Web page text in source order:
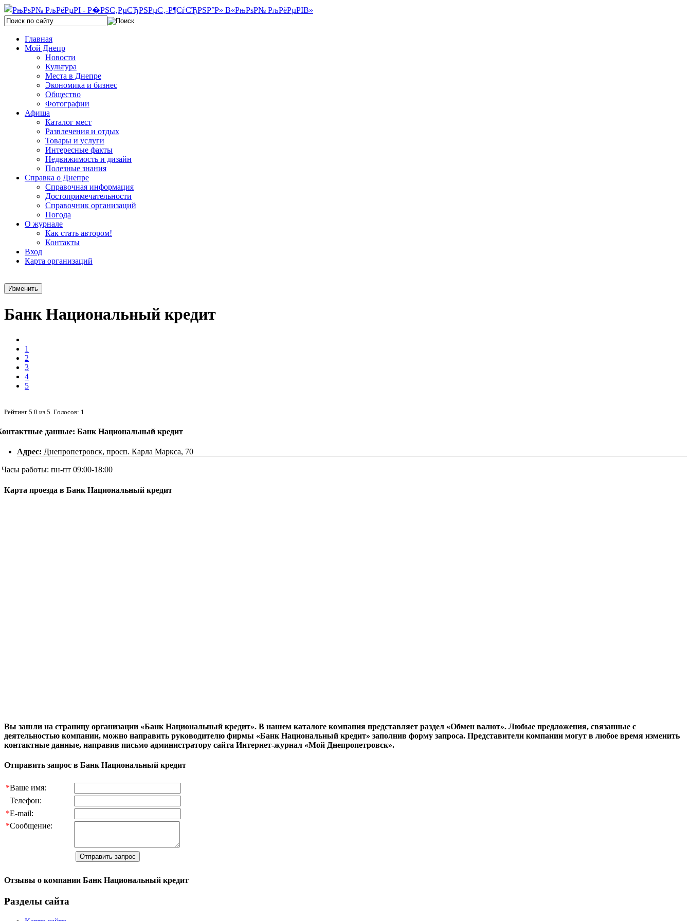
Главная
Мой Днепр
Новости
Культура
Места в Днепре
Экономика и бизнес
Общество
Фотографии
Афиша
Каталог мест
Развлечения и отдых
Товары и услуги
Интересные факты
Недвижимость и дизайн
Полезные знания
Справка о Днепре
Справочная информация
Достопримечательности
Справочник организаций
Погода
О журнале
Как стать автором!
Контакты
Вход
Карта организаций
Изменить
Банк Национальный кредит
1
2
3
4
5
Рейтинг 5.0 из 5 . Голосов: 1
данные: Банк Национальный кредит
Адрес: Днепропетровск, просп. Карла Маркса, 70
Часы работы: пн-пт 09:00-18:00
Карта проезда в Банк Национальный кредит
Вы зашли на страницу организации «Банк Национальный кредит». В нашем каталоге компания представляет раздел «Обмен валют». Любые предложения, связанные с
деятельностью компании, можно направить руководителю фирмы «Банк Национальный кредит» заполнив форму запроса. Представители компании могут в любое время изменить
контактные данные, направив письмо администратору сайта Интернет-журнал «Мой Днепропетровск».
Отправить запрос в Банк Национальный кредит
*Ваше имя:
Телефон:
*E-mail:
*Сообщение:
Отзывы о компании Банк Национальный кредит
Разделы сайта